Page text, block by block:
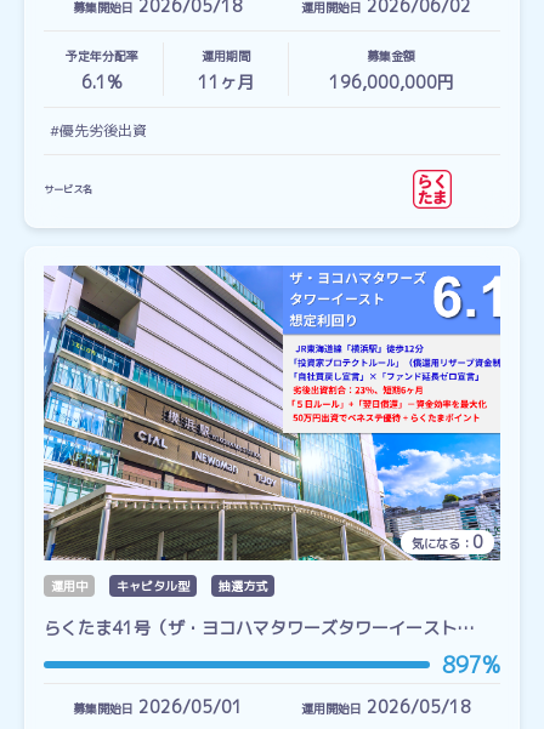
募集開始日 2026/05/18 運用開始日 2026/06/02
予定年分配率
6.1%
運用期間
11 ヶ月
募集金額
196,000,000円
#優先劣後出資
サービス名
気になる： 0
運用中 キャピタル型 抽選方式
らくたま41号（ザ・ヨコハマタワーズタワーイースト…
897%
募集開始日 2026/05/01 運用開始日 2026/05/18